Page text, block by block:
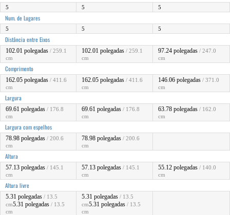
5 5 5
Num. de Lugares
5 5 5
Distância entre Eixos
102.01 polegadas / 259.1
cm
102.01 polegadas / 259.1
cm
97.24 polegadas / 247.0
cm
Comprimento
162.05 polegadas / 411.6
cm
162.05 polegadas / 411.6
cm
146.06 polegadas / 371.0
cm
Largura
69.61 polegadas / 176.8
cm
69.61 polegadas / 176.8
cm
63.78 polegadas / 162.0
cm
Largura com espelhos
78.98 polegadas / 200.6
cm
78.98 polegadas / 200.6
cm
Altura
57.13 polegadas / 145.1
cm
57.13 polegadas / 145.1
cm
55.12 polegadas / 140.0
cm
Altura livre
5.31 polegadas / 13.5
cm5.31 polegadas / 13.5
cm
5.31 polegadas / 13.5
cm5.31 polegadas / 13.5
cm